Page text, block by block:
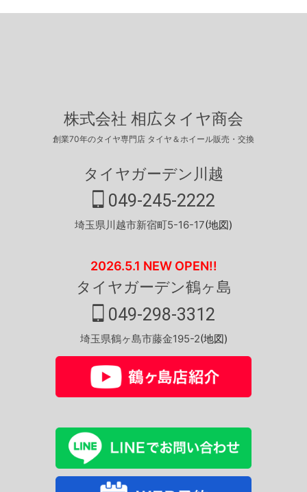
株式会社 相広タイヤ商会
創業70年のタイヤ専門店 タイヤ＆ホイール販売・交換
タイヤガーデン川越
049-245-2222
埼玉県川越市新宿町5-16-17(地図)
2026.5.1 NEW OPEN!!
タイヤガーデン鶴ヶ島
049-298-3312
埼玉県鶴ヶ島市藤金195-2(地図)